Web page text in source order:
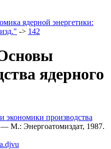
ядерной энергетики:
-> 142
ядерного
производства
— M.: Энергоатомиздат, 1987.